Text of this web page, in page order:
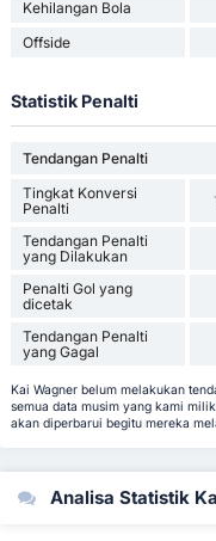
Kehilangan Bola
Offside
Statistik Penalti
Tendangan Penalti
Tingkat Konversi
Penalti
Tendangan Penalti
yang Dilakukan
Penalti Gol yang
dicetak
Tendangan Penalti
yang Gagal
Kai Wagner belum melakukan
semua data musim yang kami
akan diperbarui begitu mereka
Analisa Statistik